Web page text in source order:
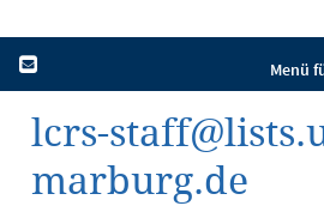
Menü
lcrs-
marburg.de